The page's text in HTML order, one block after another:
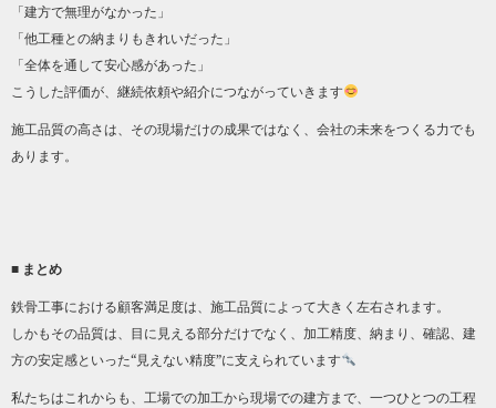
「建方で無理がなかった」
「他工種との納まりもきれいだった」
「全体を通して安心感があった」
こうした評価が、継続依頼や紹介につながっていきます
施工品質の高さは、その現場だけの成果ではなく、会社の未来をつくる力でも
あります。
■ まとめ
鉄骨工事における顧客満足度は、施工品質によって大きく左右されます。
しかもその品質は、目に見える部分だけでなく、加工精度、納まり、確認、建
方の安定感といった“見えない精度”に支えられています
私たちはこれからも、工場での加工から現場での建方まで、一つひとつの工程